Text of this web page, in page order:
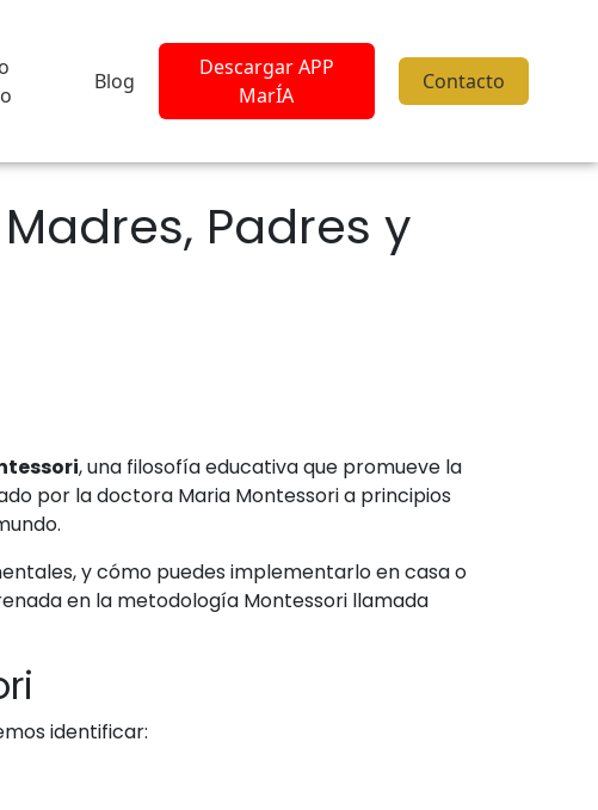
Blog
Descargar APP
MarÍA
Contacto
Padres y
, una filosofía educativa que promueve la
por la doctora Maria Montessori a principios
y cómo puedes implementarlo en casa o
en la metodología Montessori llamada
identificar: